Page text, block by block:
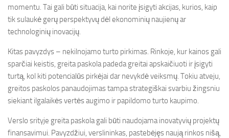
momentu. Tai gali būti situacija, kai norite įsigyti akcijas, kurios, kaip
tik sulaukė gerų perspektyvų dėl ekonominių naujienų ar
technologinių inovacijų.
Kitas pavyzdys – nekilnojamo turto pirkimas. Rinkoje, kur kainos gali
sparčiai keistis, greita paskola padeda greitai apskaičiuoti ir įsigyti
turtą, kol kiti potencialūs pirkėjai dar nevykdė veiksmų. Tokiu atveju,
greitos paskolos panaudojimas tampa strategiškai svarbiu žingsniu
siekiant ilgalaikės vertės augimo ir papildomo turto kaupimo.
Verslo srityje greita paskola gali būti naudojama inovatyvių projektų
finansavimui. Pavyzdžiui, verslininkas, pastebėjęs naują rinkos nišą,